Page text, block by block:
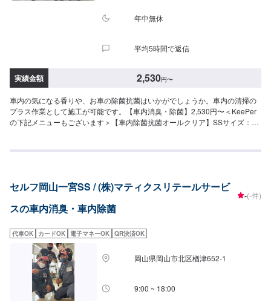
年中無休
平均5時間で返信
実績金額 2,530円〜
車内の気になる香りや、お車の除菌抗菌はいかがでしょうか。車内の清掃の
プラス作業として施工が可能です。【車内消臭・除菌】2,530円〜＜KeePer
の下記メニューもございます＞【車内除菌抗菌オールクリア】SSサイズ：
セルフ岡山一宮SS / (株)マティクスリテールサービ
スの車内消臭・車内除菌
-(-件)
代車OK カードOK 電子マネーOK QR決済OK
岡山県岡山市北区楢津652-1
9:00 ~ 18:00